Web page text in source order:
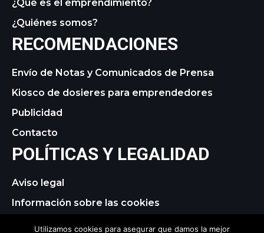
¿Qué es el emprendimiento?
¿Quiénes somos?
RECOMENDACIONES
Envío de Notas y Comunicados de Prensa
Kiosco de dosieres para emprendedores
Publicidad
Contacto
POLÍTICAS Y LEGALIDAD
Aviso legal
Información sobre las cookies
Utilizamos cookies para asegurar que damos la mejor